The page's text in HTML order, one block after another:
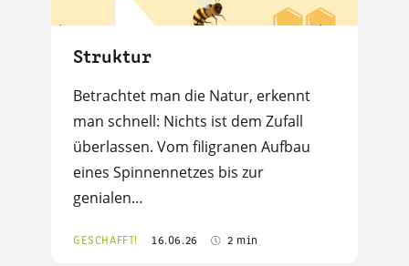
Struktur
Betrachtet man die Natur, erkennt
man schnell: Nichts ist dem Zufall
überlassen. Vom filigranen Aufbau
eines Spinnennetzes bis zur
genialen…
GESCHAFFT! 16.06.26 2 min